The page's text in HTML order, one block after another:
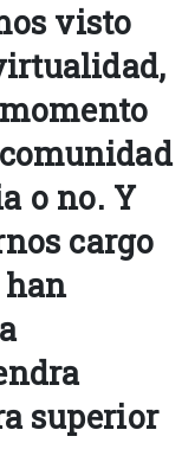
visto
o no. Y
cargo
han
superior